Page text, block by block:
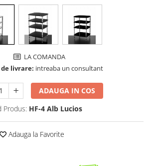
LA COMANDA
livrare: intreaba un consultant
ADAUGA IN COS
Produs: HF-4 Alb Lucios
Adauga la Favorite